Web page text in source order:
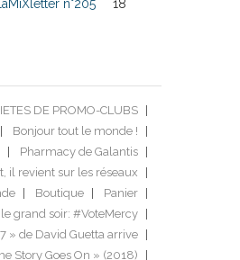
n°205
18
DE PROMO-CLUBS
Bonjour tout le monde !
Pharmacy de Galantis
il revient sur les réseaux
Boutique
Panier
le grand soir: #VoteMercy
» de David Guetta arrive
Story Goes On » (2018)